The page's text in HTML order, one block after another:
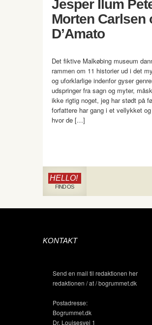
Jesper Ilum
Morten Carlsen
D’Amato
Det fiktive Malkøbing museum
rammen om 11 historier ud i det
og uforklarlige in­denfor gyser
udspringer fra sagn og myter,
ikke rigtig noget, jeg har stødt på
forfattere har gang i et vellykket
hvor de […]
HELLO!
FIND OS
KONTAKT
Send en mail til redaktionen her
redaktionen / at / bogrummet.dk
Postadresse:
Bogrummet.dk
Dr. Louisesvej 1